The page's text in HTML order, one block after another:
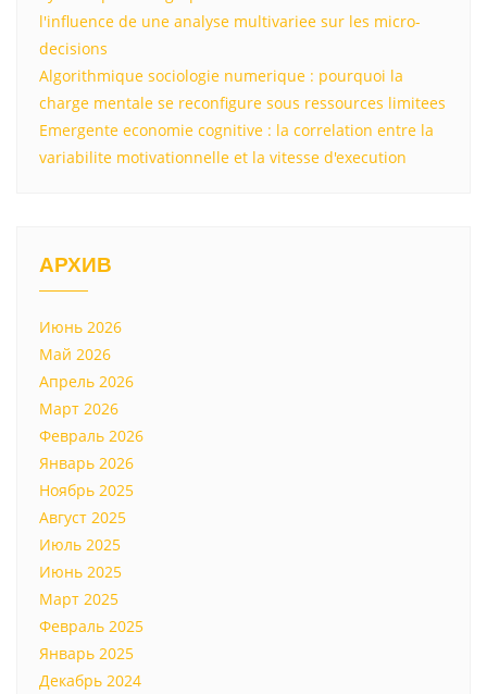
l'influence de une analyse multivariee sur les micro-
decisions
Algorithmique sociologie numerique : pourquoi la
charge mentale se reconfigure sous ressources limitees
Emergente economie cognitive : la correlation entre la
variabilite motivationnelle et la vitesse d'execution
АРХИВ
Июнь 2026
Май 2026
Апрель 2026
Март 2026
Февраль 2026
Январь 2026
Ноябрь 2025
Август 2025
Июль 2025
Июнь 2025
Март 2025
Февраль 2025
Январь 2025
Декабрь 2024